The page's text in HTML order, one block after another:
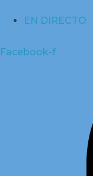
EN DIRECTO
Facebook-f